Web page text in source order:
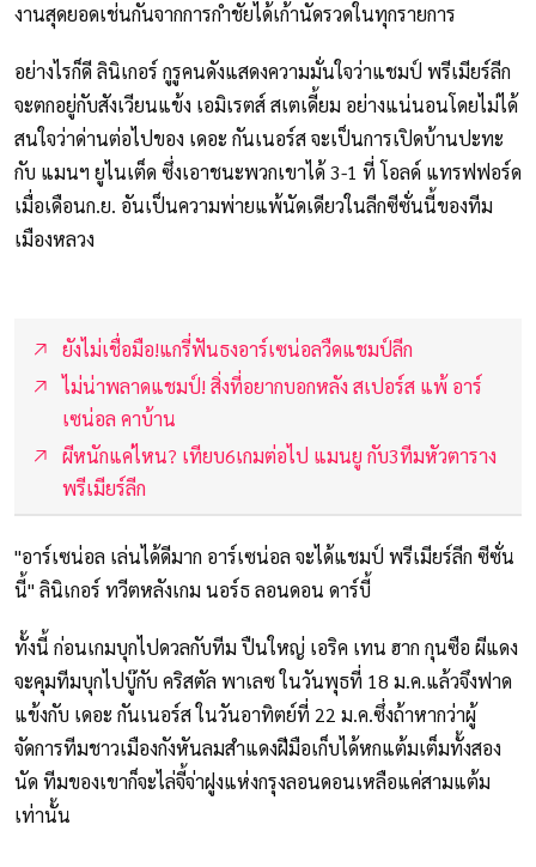
งานสุดยอดเช่นกันจากการกำชัยได้เก้านัดรวดในทุกรายการ
อย่างไรก็ดี ลินิเกอร์ กูรูคนดังแสดงความมั่นใจว่าแชมป์ พรีเมียร์ลีก
จะตกอยู่กับสังเวียนแข้ง เอมิเรตส์ สเตเดี้ยม อย่างแน่นอนโดยไม่ได้
สนใจว่าด่านต่อไปของ เดอะ กันเนอร์ส จะเป็นการเปิดบ้านปะทะ
กับ แมนฯ ยูไนเต็ด ซึ่งเอาชนะพวกเขาได้ 3-1 ที่ โอลด์ แทรฟฟอร์ด
เมื่อเดือนก.ย. อันเป็นความพ่ายแพ้นัดเดียวในลีกซีซั่นนี้ของทีม
เมืองหลวง
ยังไม่เชื่อมือ!แกรี่ฟันธงอาร์เซน่อลวืดแชมป์ลีก
ไม่น่าพลาดแชมป์! สิ่งที่อยากบอกหลัง สเปอร์ส แพ้ อาร์
เซน่อล คาบ้าน
ผีหนักแค่ไหน? เทียบ6เกมต่อไป แมนยู กับ3ทีมหัวตาราง
พรีเมียร์ลีก
"อาร์เซน่อล เล่นได้ดีมาก อาร์เซน่อล จะได้แชมป์ พรีเมียร์ลีก ซีซั่น
นี้" ลินิเกอร์ ทวีตหลังเกม นอร์ธ ลอนดอน ดาร์บี้
ทั้งนี้ ก่อนเกมบุกไปดวลกับทีม ปืนใหญ่ เอริค เทน ฮาก กุนซือ ผีแดง
จะคุมทีมบุกไปบู๊กับ คริสตัล พาเลซ ในวันพุธที่ 18 ม.ค.แล้วจึงฟาด
แข้งกับ เดอะ กันเนอร์ส ในวันอาทิตย์ที่ 22 ม.ค.ซึ่งถ้าหากว่าผู้
จัดการทีมชาวเมืองกังหันลมสำแดงฝีมือเก็บได้หกแต้มเต็มทั้งสอง
นัด ทีมของเขาก็จะไล่จี้จ่าฝูงแห่งกรุงลอนดอนเหลือแค่สามแต้ม
เท่านั้น